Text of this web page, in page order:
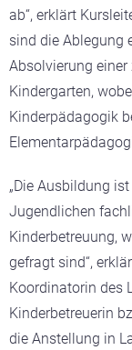
ab“, erklärt
sind die Ablegung
Absolvierung
Kindergarten,
Kinderpädagogik
„Die Ausbildung
Jugendlichen
Kinderbetreuung,
gefragt sind“,
Koordinatorin des
Kinderbetreuerin
die Anstellung in